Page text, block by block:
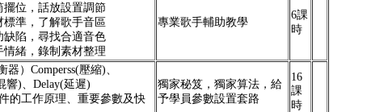
擺位，話放設置調節
標準，了解歌手音區
缺陷，尋找合適音色
情緒，錄制素材整理
專業歌手輔助教學
6課
時
器）Comperss(壓縮)、
響)、Delay(延遲)
的工作原理、重要參數及快
獨家秘笈，獨家算法，給
予學員參數設置套路
16
課
時